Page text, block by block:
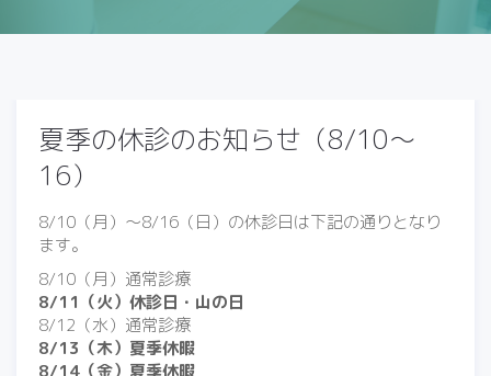
夏季の休診のお知らせ（8/10〜
16）
8/10（月）〜8/16（日）の休診日は下記の通りとなり
ます。
8/10（月）通常診療
8/11（火）休診日・山の日
8/12（水）通常診療
8/13（木）夏季休暇
8/14（金）夏季休暇